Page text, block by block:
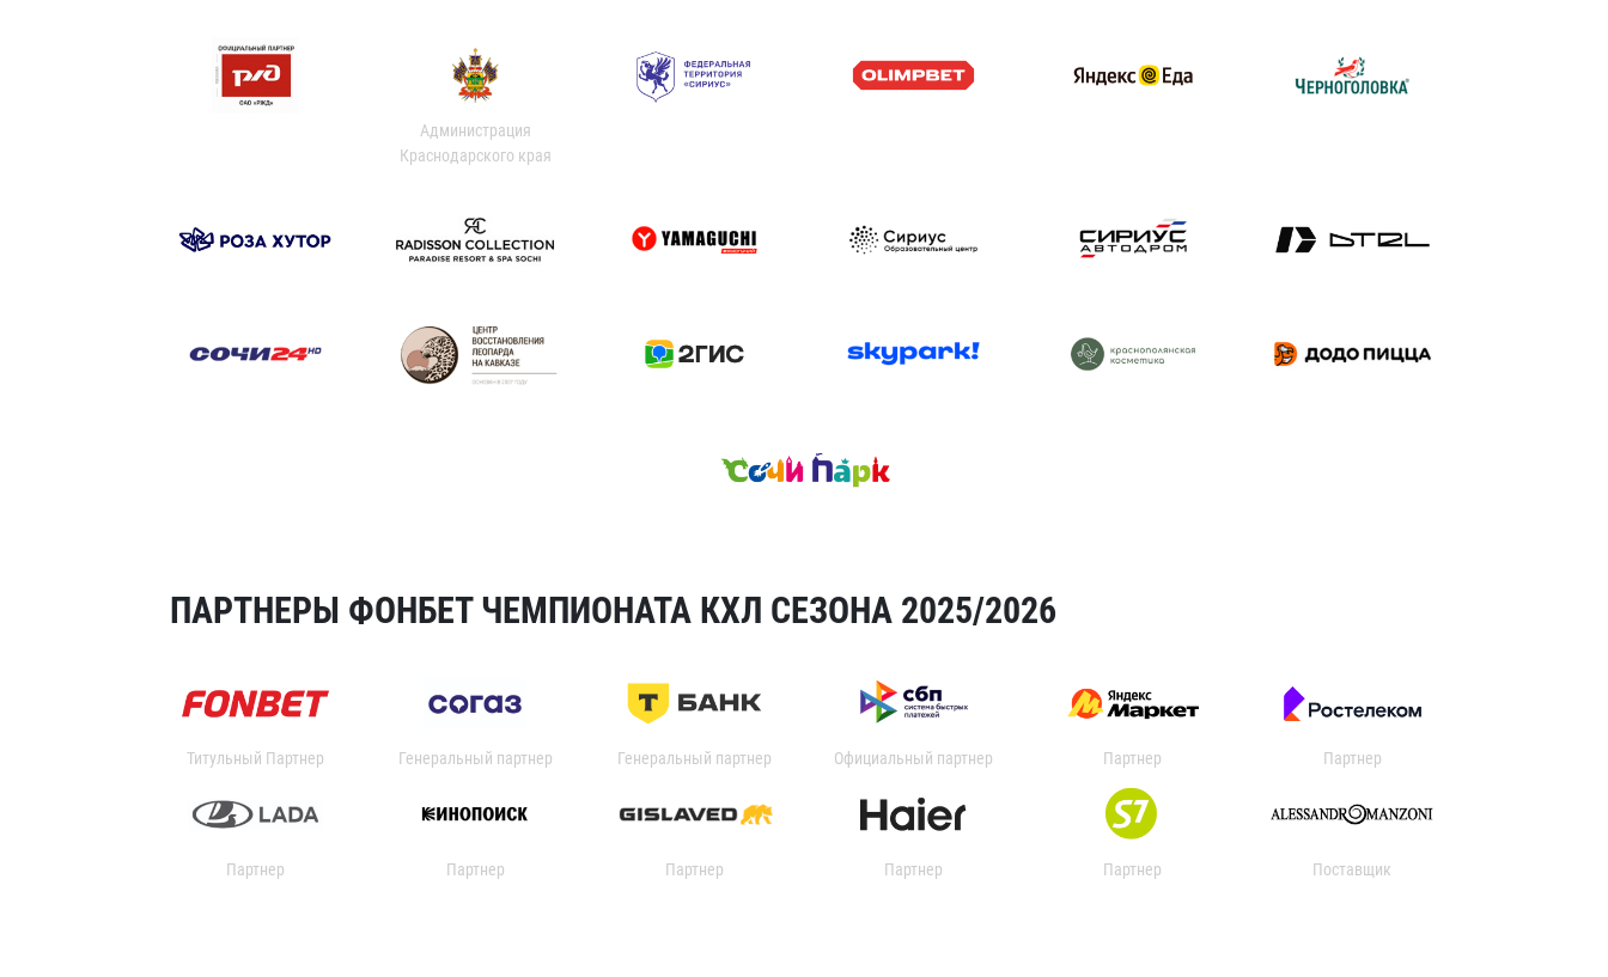
Администрация
Краснодарского края
ПАРТНЕРЫ ФОНБЕТ ЧЕМПИОНАТА КХЛ СЕЗОНА 2025/2026
Титульный Партнер Генеральный партнер Генеральный партнер Официальный партнер Партнер Партнер
Партнер Партнер Партнер Партнер Партнер Поставщик